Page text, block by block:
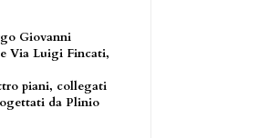
Giovanni
Via Luigi Fincati,
piani, collegati
da Plinio